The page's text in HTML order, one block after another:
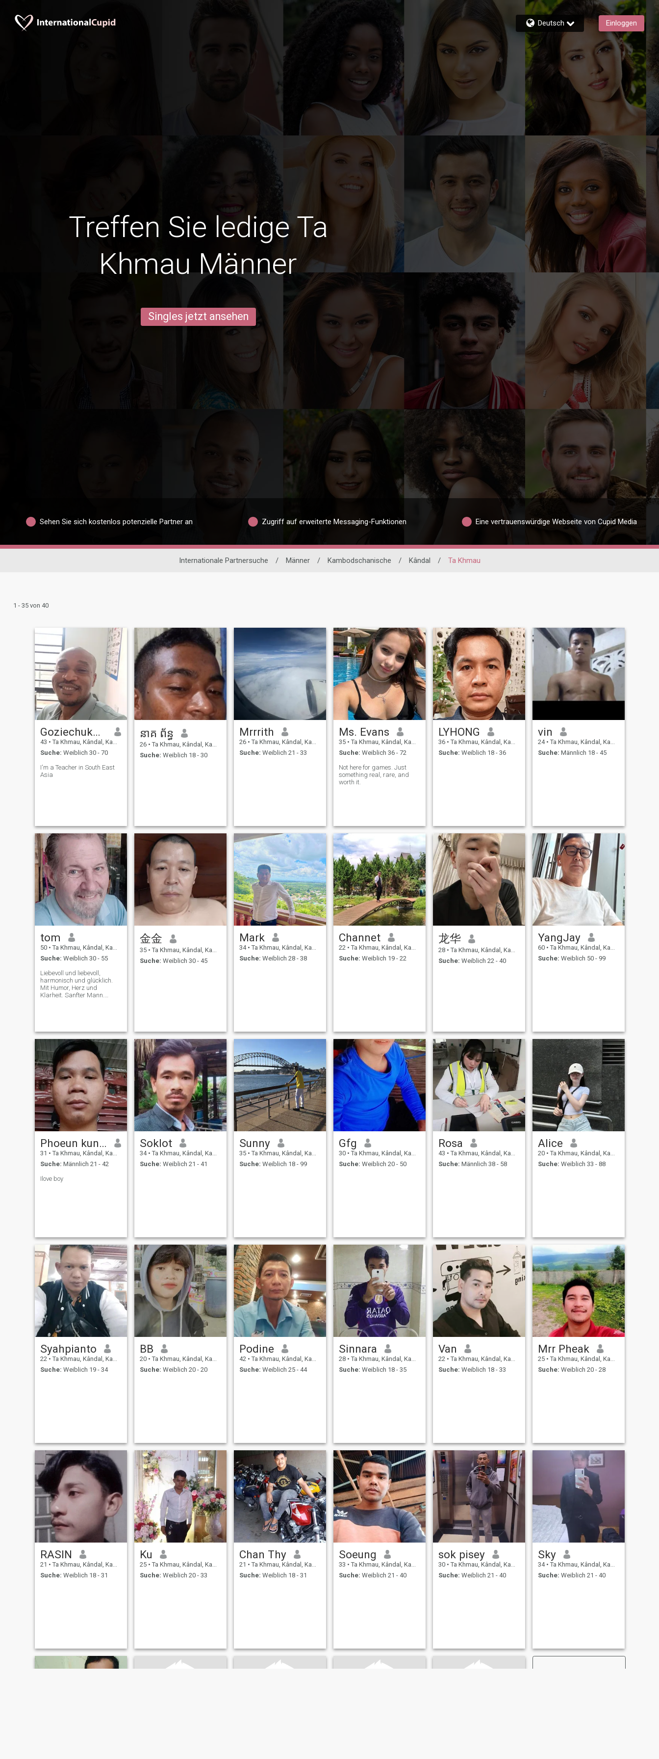
Deutsch Einloggen
Treffen Sie ledige Ta
Khmau Männer
Singles jetzt ansehen
Sehen Sie sich kostenlos potenzielle Partner an Zugriff auf erweiterte Messaging-Funktionen Eine vertrauenswürdige Webseite von Cupid Media
Internationale Partnersuche / Männer / Kambodschanische / Kândal / Ta Khmau
1 - 35 von 40
Goziechukwu Andy
43 • Ta Khmau, Kândal, Kambodscha
Suche: Weiblich 30 - 70
I'm a Teacher in South East
Asia
នាគ ព័ន្ធ
26 • Ta Khmau, Kândal, Kambodscha
Suche: Weiblich 18 - 30
Mrrrith
26 • Ta Khmau, Kândal, Kambodscha
Suche: Weiblich 21 - 33
Ms. Evans
35 • Ta Khmau, Kândal, Kambodscha
Suche: Weiblich 36 - 72
Not here for games. Just
something real, rare, and
worth it.
LYHONG
36 • Ta Khmau, Kândal, Kambodscha
Suche: Weiblich 18 - 36
vin
24 • Ta Khmau, Kândal, Kambodscha
Suche: Männlich 18 - 45
tom
50 • Ta Khmau, Kândal, Kambodscha
Suche: Weiblich 30 - 55
Liebevoll und liebevoll,
harmonisch und glücklich.
Mit Humor, Herz und
Klarheit. Sanfter Mann.
金金
35 • Ta Khmau, Kândal, Kambodscha
Suche: Weiblich 30 - 45
Mark
34 • Ta Khmau, Kândal, Kambodscha
Suche: Weiblich 28 - 38
Channet
22 • Ta Khmau, Kândal, Kambodscha
Suche: Weiblich 19 - 22
龙华
28 • Ta Khmau, Kândal, Kambodscha
Suche: Weiblich 22 - 40
YangJay
60 • Ta Khmau, Kândal, Kambodscha
Suche: Weiblich 50 - 99
Phoeun kunthea
31 • Ta Khmau, Kândal, Kambodscha
Suche: Männlich 21 - 42
Ilove boy
Soklot
34 • Ta Khmau, Kândal, Kambodscha
Suche: Weiblich 21 - 41
Sunny
35 • Ta Khmau, Kândal, Kambodscha
Suche: Weiblich 18 - 99
Gfg
30 • Ta Khmau, Kândal, Kambodscha
Suche: Weiblich 20 - 50
Rosa
43 • Ta Khmau, Kândal, Kambodscha
Suche: Männlich 38 - 58
Alice
20 • Ta Khmau, Kândal, Kambodscha
Suche: Weiblich 33 - 88
Syahpianto
22 • Ta Khmau, Kândal, Kambodscha
Suche: Weiblich 19 - 34
BB
20 • Ta Khmau, Kândal, Kambodscha
Suche: Weiblich 20 - 20
Podine
42 • Ta Khmau, Kândal, Kambodscha
Suche: Weiblich 25 - 44
Sinnara
28 • Ta Khmau, Kândal, Kambodscha
Suche: Weiblich 18 - 35
Van
22 • Ta Khmau, Kândal, Kambodscha
Suche: Weiblich 18 - 33
Mrr Pheak
25 • Ta Khmau, Kândal, Kambodscha
Suche: Weiblich 20 - 28
RASIN
21 • Ta Khmau, Kândal, Kambodscha
Suche: Weiblich 18 - 31
Ku
25 • Ta Khmau, Kândal, Kambodscha
Suche: Weiblich 20 - 33
Chan Thy
21 • Ta Khmau, Kândal, Kambodscha
Suche: Weiblich 18 - 31
Soeung
33 • Ta Khmau, Kândal, Kambodscha
Suche: Weiblich 21 - 40
sok pisey
30 • Ta Khmau, Kândal, Kambodscha
Suche: Weiblich 21 - 40
Sky
34 • Ta Khmau, Kândal, Kambodscha
Suche: Weiblich 21 - 40